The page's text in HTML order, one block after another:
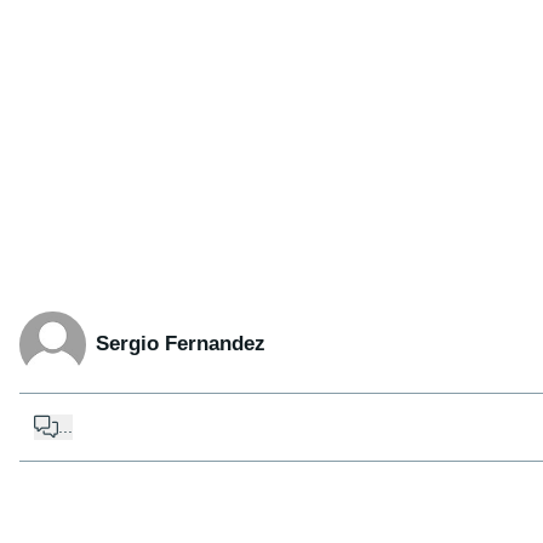
Sergio Fernandez